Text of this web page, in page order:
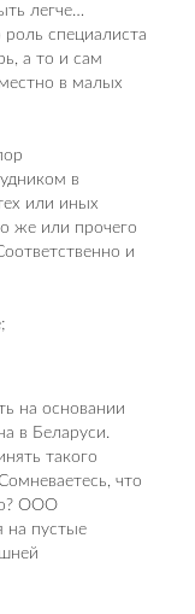
легче…
роль специалиста
а то и сам
в малых
в
или иных
же или прочего
и
на основании
в Беларуси.
такого
что
ООО
на пустые